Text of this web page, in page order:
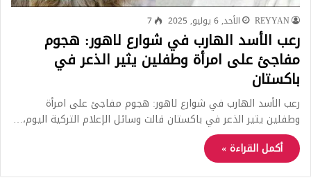
REYYAN الأحد, 6 يوليو, 2025 7
رعب الأسد الهارب في شوارع لاهور: هجوم
مفاجئ على امرأة وطفلين يثير الذعر في
باكستان
رعب الأسد الهارب في شوارع لاهور: هجوم مفاجئ على امرأة
وطفلين يثير الذعر في باكستان قالت وسائل الإعلام التركية اليوم،…
أكمل القراءة »